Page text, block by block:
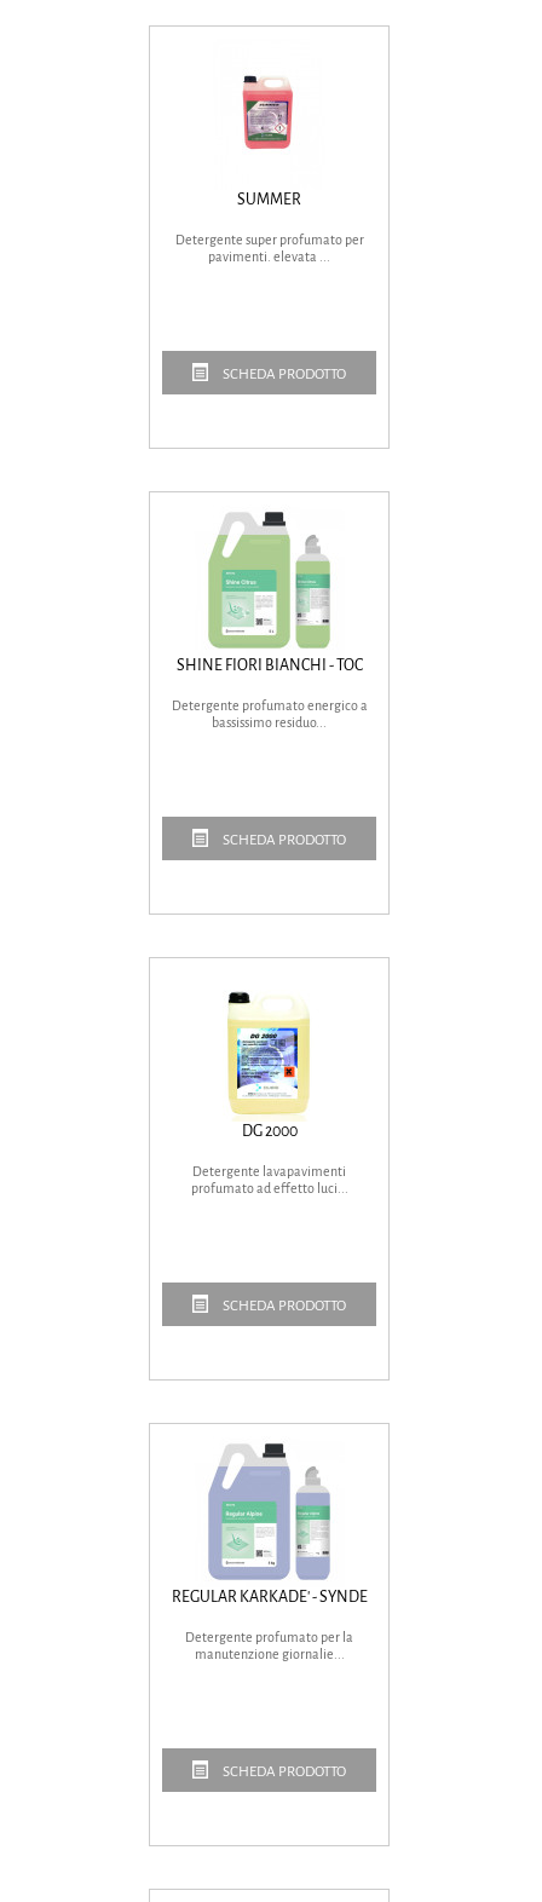
SUMMER
Detergente super profumato per
pavimenti. elevata ...
SCHEDA PRODOTTO
SHINE FIORI BIANCHI - TOC
Detergente profumato energico a
bassissimo residuo...
SCHEDA PRODOTTO
DG 2000
Detergente lavapavimenti
profumato ad effetto luci...
SCHEDA PRODOTTO
REGULAR KARKADE' - SYNDE
Detergente profumato per la
manutenzione giornalie...
SCHEDA PRODOTTO